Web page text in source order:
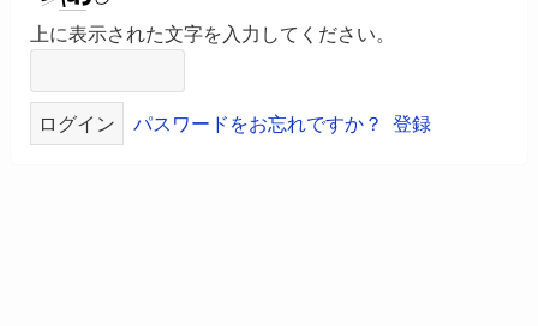
上に表示された文字を入力してください。
パスワードをお忘れですか？ 登録